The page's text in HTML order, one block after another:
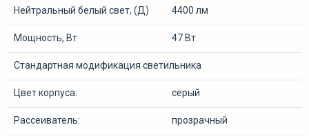
Нейтральный белый свет, (Д) 4400 лм
Мощность, Вт 47 Вт
Стандартная модификация светильника
Цвет корпуса: серый
Рассеиватель: прозрачный